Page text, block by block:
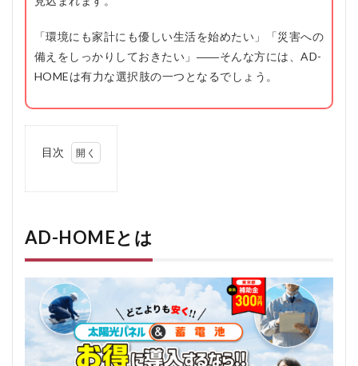
「環境にも家計にも優しい生活を始めたい」「災害への
備えをしっかりしておきたい」――そんな方には、AD-
HOMEは有力な選択肢の一つとなるでしょう。
目次
1.1
コス
率の
高さ
1.2
自社
施工
AD-HOMEとは